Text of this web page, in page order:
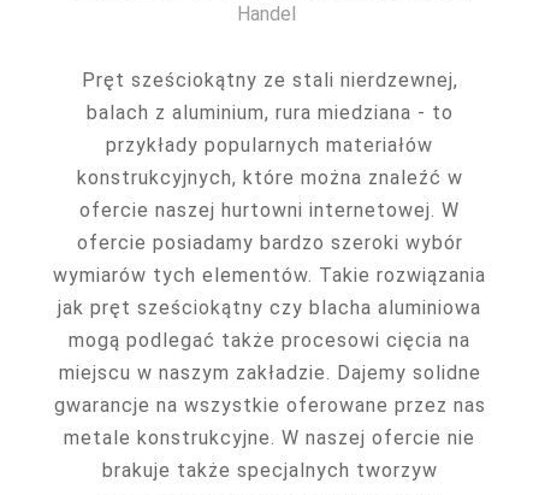
Handel
Pręt sześciokątny ze stali nierdzewnej,
balach z aluminium, rura miedziana - to
przykłady popularnych materiałów
konstrukcyjnych, które można znaleźć w
ofercie naszej hurtowni internetowej. W
ofercie posiadamy bardzo szeroki wybór
wymiarów tych elementów. Takie rozwiązania
jak pręt sześciokątny czy blacha aluminiowa
mogą podlegać także procesowi cięcia na
miejscu w naszym zakładzie. Dajemy solidne
gwarancje na wszystkie oferowane przez nas
metale konstrukcyjne. W naszej ofercie nie
brakuje także specjalnych tworzyw